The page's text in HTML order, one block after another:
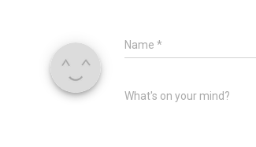
Name *
What's on your mind?